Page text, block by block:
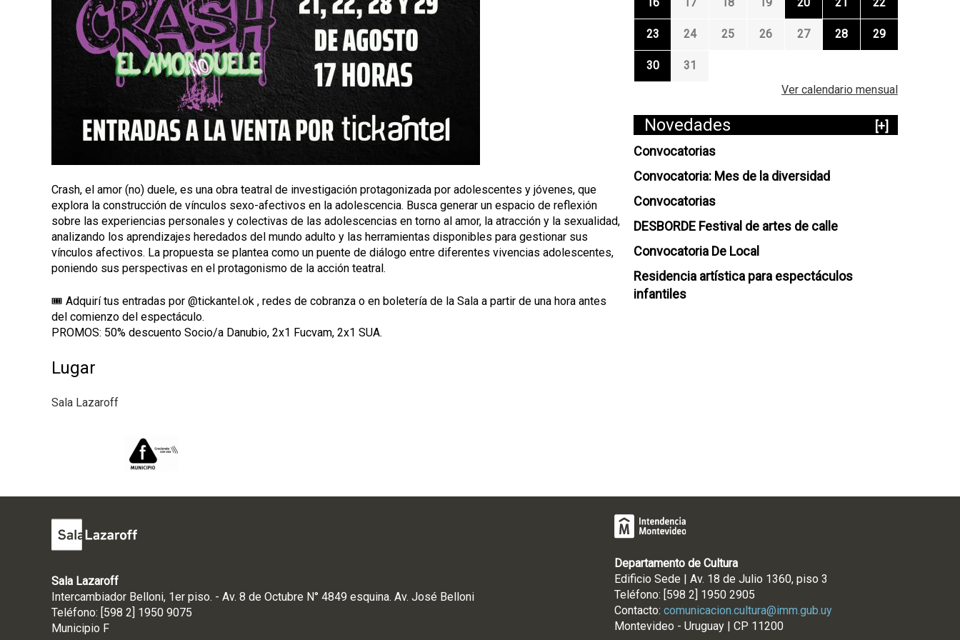
Crash, el amor (no) duele, es una obra teatral de investigación protagonizada por adolescentes y jóvenes, que
explora la construcción de vínculos sexo-afectivos en la adolescencia. Busca generar un espacio de reflexión
sobre las experiencias personales y colectivas de las adolescencias en torno al amor, la atracción y la sexualidad,
analizando los aprendizajes heredados del mundo adulto y las herramientas disponibles para gestionar sus
vínculos afectivos. La propuesta se plantea como un puente de diálogo entre diferentes vivencias adolescentes,
poniendo sus perspectivas en el protagonismo de la acción teatral.
🎟️ Adquirí tus entradas por @tickantel.ok , redes de cobranza o en boletería de la Sala a partir de una hora antes
del comienzo del espectáculo.
PROMOS: 50% descuento Socio/a Danubio, 2x1 Fucvam, 2x1 SUA.
Lugar
Sala Lazaroff
23 24 25 26 27 28 29
30
31
Ver calendario mensual
Novedades
[+]
Convocatorias
Convocatoria: Mes de la diversidad
Convocatorias
DESBORDE Festival de artes de calle
Convocatoria De Local
Residencia artística para espectáculos
infantiles
Sala Lazaroff
Intercambiador Belloni, 1er piso. - Av. 8 de Octubre N° 4849 esquina. Av. José Belloni
Teléfono: [598 2] 1950 9075
Municipio F
Departamento de Cultura
Edificio Sede | Av. 18 de Julio 1360, piso 3
Teléfono: [598 2] 1950 2905
Contacto: comunicacion.cultura@imm.gub.uy
Montevideo - Uruguay | CP 11200